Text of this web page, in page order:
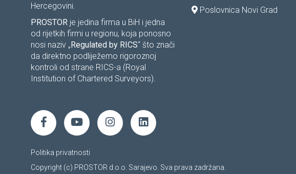
Hercegovini.
PROSTOR je jedina firma u BiH i jedna
od rijetkih firmi u regionu, koja ponosno
nosi naziv „Regulated by RICS“ što znači
da direktno podliježemo rigoroznoj
kontroli od strane RICS-a (Royal
Institution of Chartered Surveyors).
Poslovnica Novi Grad
Politika privatnosti
Copyright (c) PROSTOR d.o.o. Sarajevo. Sva prava zadržana.